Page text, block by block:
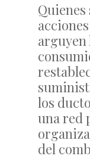
Quienes
arguyen
los
una red
del